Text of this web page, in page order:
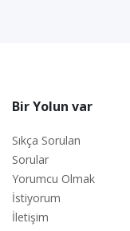
Bir Yolun var
Sıkça Sorulan
Sorular
Yorumcu Olmak
İstiyorum
İletişim